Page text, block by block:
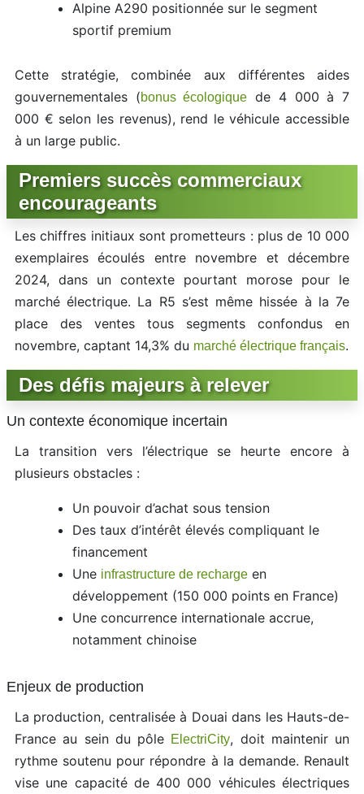
Alpine A290 positionnée sur le segment
sportif premium
Cette stratégie, combinée aux différentes aides
gouvernementales (bonus écologique de 4 000 à 7
000 € selon les revenus), rend le véhicule accessible
à un large public.
Premiers succès commerciaux
encourageants
Les chiffres initiaux sont prometteurs : plus de 10 000
exemplaires écoulés entre novembre et décembre
2024, dans un contexte pourtant morose pour le
marché électrique. La R5 s’est même hissée à la 7e
place des ventes tous segments confondus en
novembre, captant 14,3% du marché électrique français.
Des défis majeurs à relever
Un contexte économique incertain
La transition vers l’électrique se heurte encore à
plusieurs obstacles :
Un pouvoir d’achat sous tension
Des taux d’intérêt élevés compliquant le
financement
Une infrastructure de recharge en
développement (150 000 points en France)
Une concurrence internationale accrue,
notamment chinoise
Enjeux de production
La production, centralisée à Douai dans les Hauts-de-
France au sein du pôle ElectriCity, doit maintenir un
rythme soutenu pour répondre à la demande. Renault
vise une capacité de 400 000 véhicules électriques